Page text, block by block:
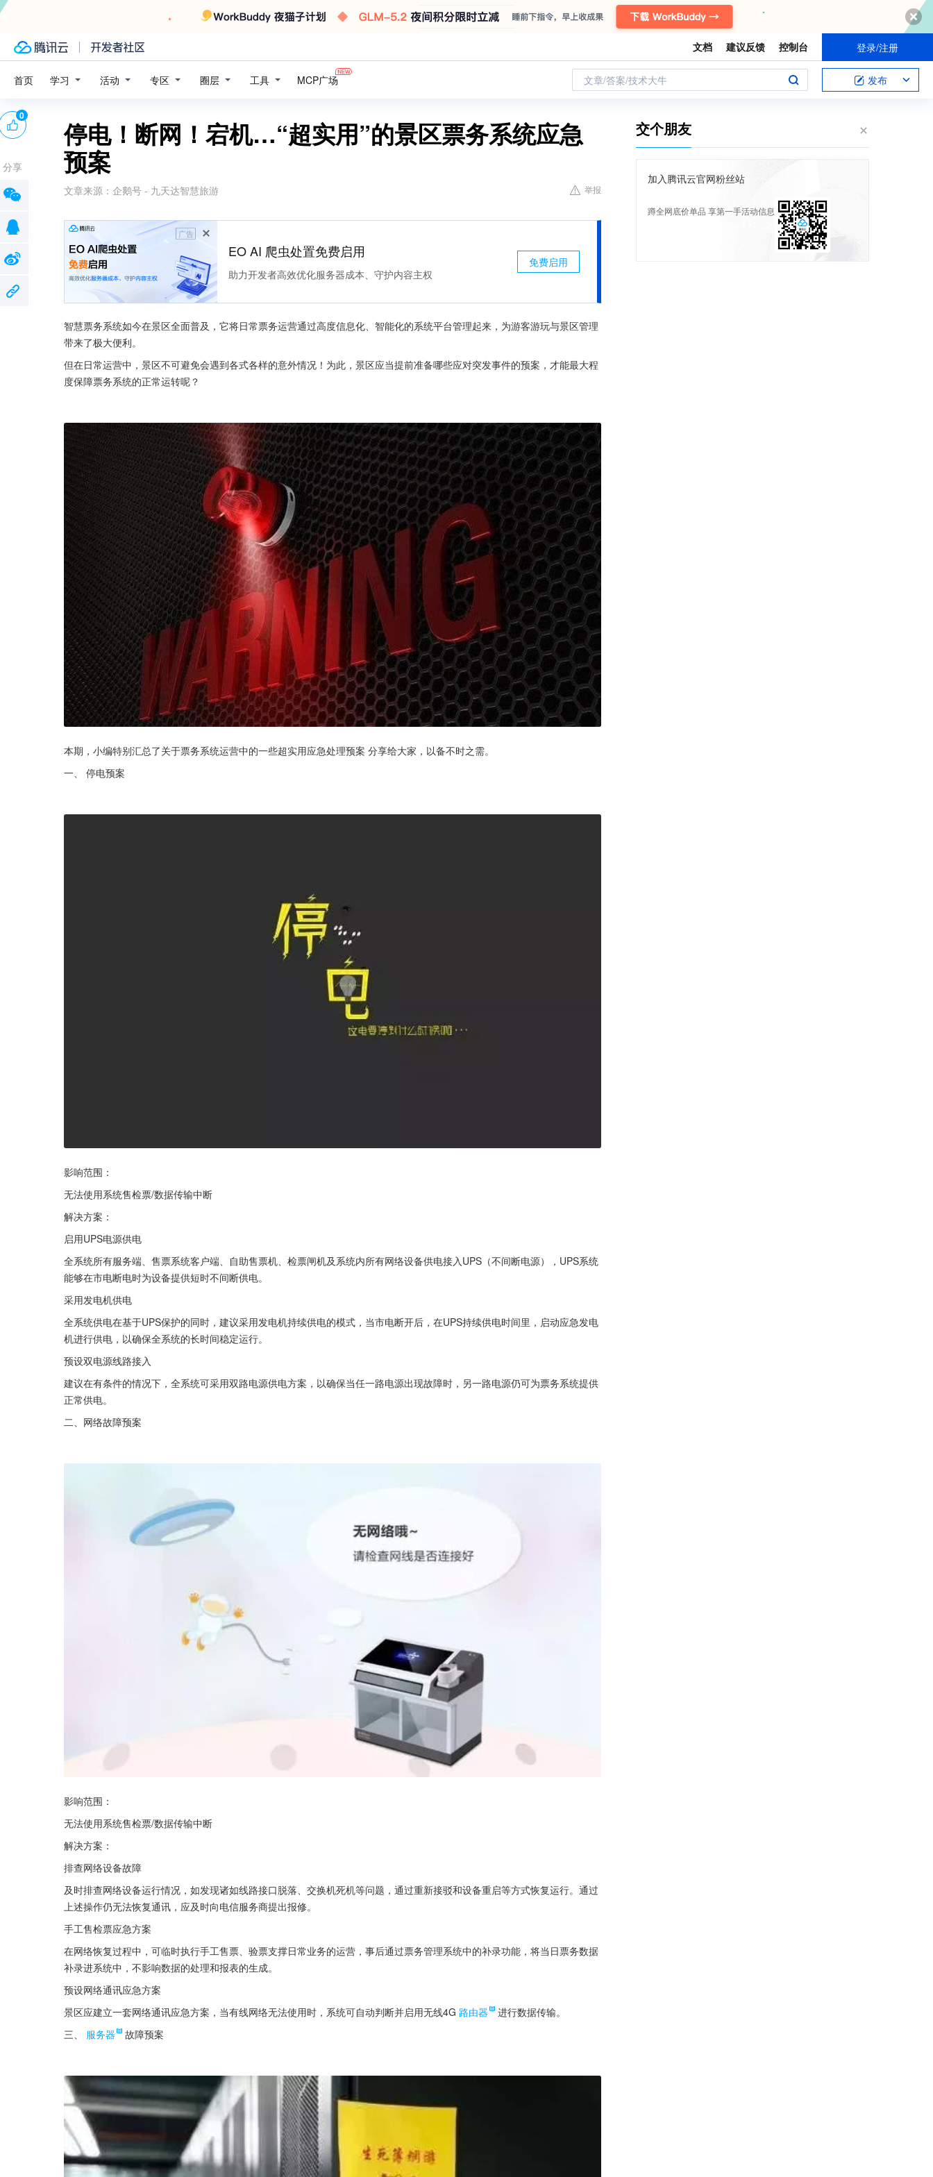
文档 建议反馈 控制台 登录/注册
首页 学习 活动 专区 圈层 工具 MCP广场 文章/答案/技术大牛 发布
停电！断网！宕机…“超实用”的景区票务系统应急
预案
文章来源： 企鹅号 - 九天达智慧旅游 举报
广告
EO AI 爬虫处置免费启用
助力开发者高效优化服务器成本、守护内容主权
免费启用
智慧票务系统如今在景区全面普及，它将日常票务运营通过高度信息化、智能化的系统平台管理起来，为游客游玩与景区管理
带来了极大便利。
但在日常运营中，景区不可避免会遇到各式各样的意外情况！为此，景区应当提前准备哪些应对突发事件的预案，才能最大程
度保障票务系统的正常运转呢？
本期，小编特别汇总了关于票务系统运营中的一些超实用应急处理预案 分享给大家，以备不时之需。
一、 停电预案
影响范围：
无法使用系统售检票/数据传输中断
解决方案：
启用UPS电源供电
全系统所有服务端、售票系统客户端、自助售票机、检票闸机及系统内所有网络设备供电接入UPS（不间断电源），UPS系统
能够在市电断电时为设备提供短时不间断供电。
采用发电机供电
全系统供电在基于UPS保护的同时，建议采用发电机持续供电的模式，当市电断开后，在UPS持续供电时间里，启动应急发电
机进行供电，以确保全系统的长时间稳定运行。
预设双电源线路接入
建议在有条件的情况下，全系统可采用双路电源供电方案，以确保当任一路电源出现故障时，另一路电源仍可为票务系统提供
正常供电。
二、网络故障预案
影响范围：
无法使用系统售检票/数据传输中断
解决方案：
排查网络设备故障
及时排查网络设备运行情况，如发现诸如线路接口脱落、交换机死机等问题，通过重新接驳和设备重启等方式恢复运行。通过
上述操作仍无法恢复通讯，应及时向电信服务商提出报修。
手工售检票应急方案
在网络恢复过程中，可临时执行手工售票、验票支撑日常业务的运营，事后通过票务管理系统中的补录功能，将当日票务数据
补录进系统中，不影响数据的处理和报表的生成。
预设网络通讯应急方案
景区应建立一套网络通讯应急方案，当有线网络无法使用时，系统可自动判断并启用无线4G 路由器
进行数据传输。
三、
服务器 故障预案
0
分享
交个朋友
加入腾讯云官网粉丝站
蹲全网底价单品 享第一手活动信息